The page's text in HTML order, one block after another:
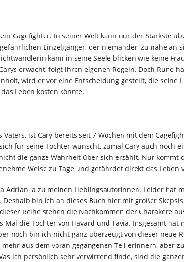
Cagefighter. In seiner Welt kann nur der Stärkste
Einzelgänger, der niemanden zu nahe an
kann in seine Seele blicken wie keine
erwacht, folgt ihren eigenen Regeln. Doch Rune
wird er vor eine Entscheidung gestellt, die seine
Leben kosten könnte.
Vaters, ist Cary bereits seit 7 Wochen mit dem
für seine Tochter wünscht, zumal Cary auch noch
die ganze Wahrheit über sich erzählt. Nur kommt
Weise zu Tage und gefährdet direkt das Leben
Adrian ja zu meinen Lieblingsautorinnen. Leider hat
bin ich an dieses Buch hier mit großer
Reihe stehen die Nachkommen der Charakere
Mal die Tochter von Havard und Tavia. Insgesamt hat
noch bin ich nicht ganz überzeugt von dieser neue
mehr aus dem voran gegangenen Teil erinnern, aber
ich persönlich sehr verwirrend finde, sind die